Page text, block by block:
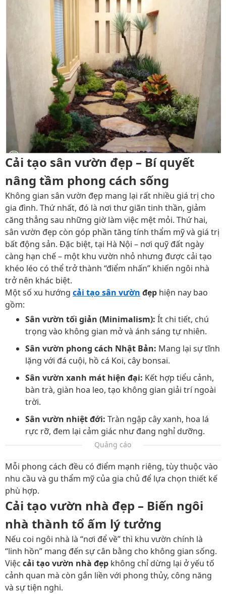
Cải tạo sân vườn đẹp – Bí quyết
nâng tầm phong cách sống
Không gian sân vườn đẹp mang lại rất nhiều giá trị cho
gia đình. Thứ nhất, đó là nơi thư giãn tinh thần, giảm
căng thẳng sau những giờ làm việc mệt mỏi. Thứ hai,
sân vườn đẹp còn góp phần tăng tính thẩm mỹ và giá trị
bất động sản. Đặc biệt, tại Hà Nội – nơi quỹ đất ngày
càng hạn chế – một khu vườn nhỏ nhưng được cải tạo
khéo léo có thể trở thành “điểm nhấn” khiến ngôi nhà
trở nên khác biệt.
Một số xu hướng cải tạo sân vườn đẹp hiện nay bao
gồm:
Sân vườn tối giản (Minimalism): Ít chi tiết, chú
trọng vào không gian mở và ánh sáng tự nhiên.
Sân vườn phong cách Nhật Bản: Mang lại sự tĩnh
lặng với đá cuội, hồ cá Koi, cây bonsai.
Sân vườn xanh mát hiện đại: Kết hợp tiểu cảnh,
bàn trà, giàn hoa leo, tạo không gian giải trí ngoài
trời.
Sân vườn nhiệt đới: Tràn ngập cây xanh, hoa lá
rực rỡ, đem lại cảm giác như đang nghỉ dưỡng.
Quảng cáo
Mỗi phong cách đều có điểm mạnh riêng, tùy thuộc vào
nhu cầu và gu thẩm mỹ của gia chủ để lựa chọn thiết kế
phù hợp.
Cải tạo vườn nhà đẹp – Biến ngôi
nhà thành tổ ấm lý tưởng
Nếu coi ngôi nhà là “nơi để về” thì khu vườn chính là
“linh hồn” mang đến sự cân bằng cho không gian sống.
Việc cải tạo vườn nhà đẹp không chỉ dừng lại ở yếu tố
cảnh quan mà còn gắn liền với phong thủy, công năng
và sự tiện nghi.